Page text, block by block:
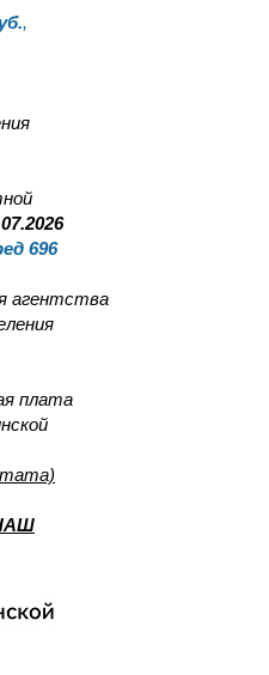
,
696
агентства
плата